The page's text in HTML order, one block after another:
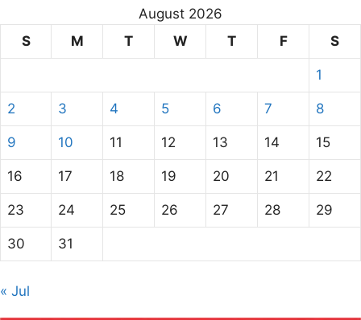
August 2026
S
M T W T F S
1
2 3 4 5 6 7 8
9 10 11 12 13 14 15
16 17 18 19 20 21 22
23 24 25 26 27 28 29
30 31
« Jul